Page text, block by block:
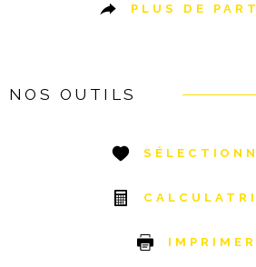
PLUS DE
NOS OUTILS
IMPRIMER